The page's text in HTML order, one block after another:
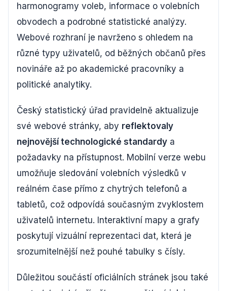
harmonogramy voleb, informace o volebních
obvodech a podrobné statistické analýzy.
Webové rozhraní je navrženo s ohledem na
různé typy uživatelů, od běžných občanů přes
novináře až po akademické pracovníky a
politické analytiky.
Český statistický úřad pravidelně aktualizuje
své webové stránky, aby reflektovaly
nejnovější technologické standardy a
požadavky na přístupnost. Mobilní verze webu
umožňuje sledování volebních výsledků v
reálném čase přímo z chytrých telefonů a
tabletů, což odpovídá současným zvyklostem
uživatelů internetu. Interaktivní mapy a grafy
poskytují vizuální reprezentaci dat, která je
srozumitelnější než pouhé tabulky s čísly.
Důležitou součástí oficiálních stránek jsou také